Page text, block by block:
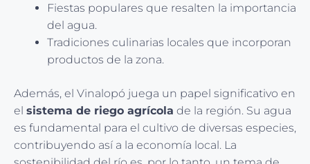
Fiestas populares que resalten la importancia
del agua.
Tradiciones culinarias locales que incorporan
productos de la zona.
Además, el Vinalopó juega un papel significativo en
el sistema de riego agrícola de la región. Su agua
es fundamental para el cultivo de diversas especies,
contribuyendo así a la economía local. La